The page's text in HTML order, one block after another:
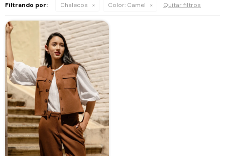
Filtrando por: Chalecos Color: Camel Quitar filtros